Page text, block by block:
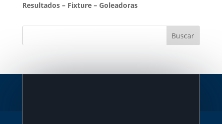
Resultados– Fixture– Goleadoras